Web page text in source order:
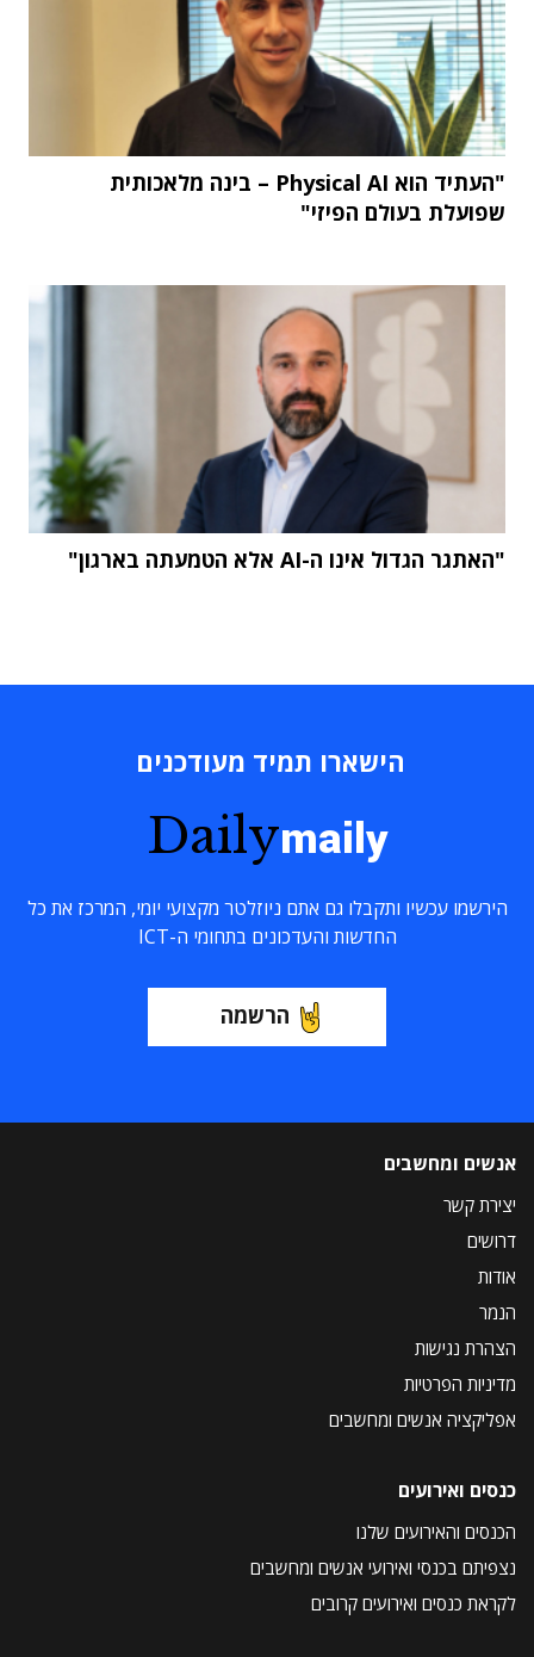
"העתיד הוא Physical AI – בינה מלאכותית
שפועלת בעולם הפיזי"
"האתגר הגדול אינו ה-AI אלא הטמעתה בארגון"
הישארו תמיד מעודכנים
Dailymaily
הירשמו עכשיו ותקבלו גם אתם ניוזלטר מקצועי יומי, המרכז את כל
החדשות והעדכונים בתחומי ה-ICT
הרשמה
אנשים ומחשבים
יצירת קשר
דרושים
אודות
הנמר
הצהרת נגישות
מדיניות הפרטיות
אפליקציה אנשים ומחשבים
כנסים ואירועים
הכנסים והאירועים שלנו
נצפיתם בכנסי ואירועי אנשים ומחשבים
לקראת כנסים ואירועים קרובים